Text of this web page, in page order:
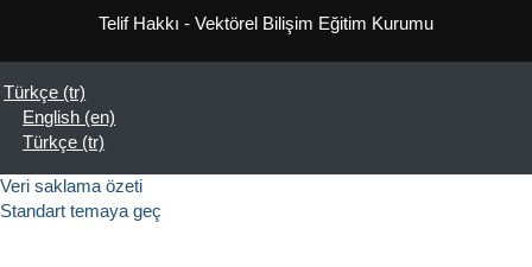
Telif Hakkı - Vektörel Bilişim Eğitim Kurumu
Türkçe ‎(tr)‎
English ‎(en)‎
Türkçe ‎(tr)‎
Veri saklama özeti
Standart temaya geç